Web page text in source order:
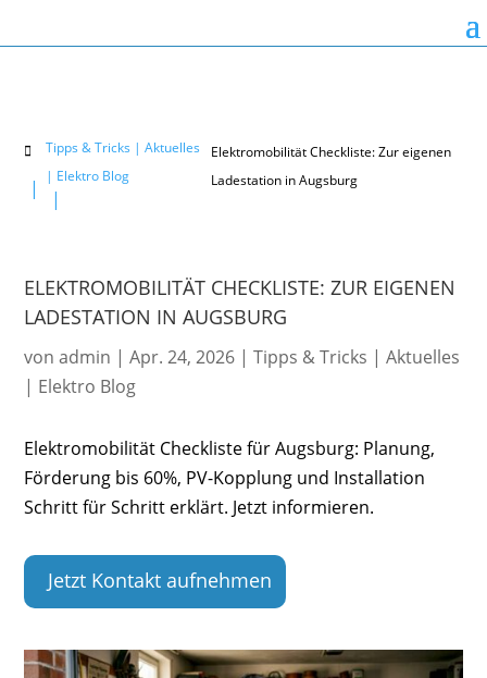

Tipps & Tricks | Aktuelles
| Elektro Blog
Elektromobilität Checkliste: Zur eigenen
Ladestation in Augsburg
ELEKTROMOBILITÄT CHECKLISTE: ZUR EIGENEN
LADESTATION IN AUGSBURG
vonadmin |Apr. 24, 2026 |Tipps & Tricks | Aktuelles
| Elektro Blog
Elektromobilität Checkliste für Augsburg: Planung,
Förderung bis 60%, PV-Kopplung und Installation
Schritt für Schritt erklärt. Jetzt informieren.
Jetzt Kontakt aufnehmen